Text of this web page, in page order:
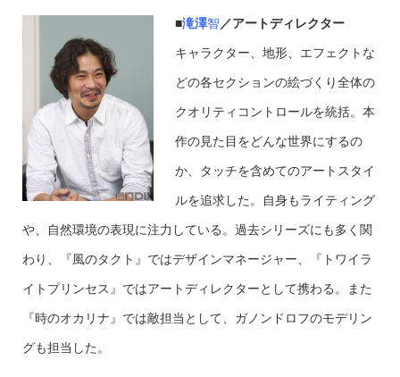
■滝澤智 ／アートディレクター
キャラクター、地形、エフェクトな
どの各セクションの絵づくり全体の
クオリティコントロールを統括。本
作の見た目をどんな世界にするの
か、タッチを含めてのアートスタイ
ルを追求した。自身もライティング
や、自然環境の表現に注力している。過去シリーズにも多く関
わり、『風のタクト』ではデザインマネージャー、『トワイラ
イトプリンセス』ではアートディレクターとして携わる。また
『時のオカリナ』では敵担当として、ガノンドロフのモデリン
グも担当した。